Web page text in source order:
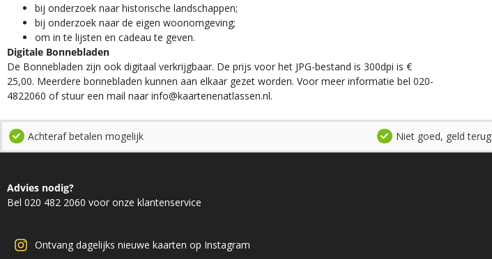
​bij onderzoek naar historische landschappen;
bij onderzoek naar de eigen woonomgeving;
om in te lijsten en cadeau te geven.
Digitale Bonnebladen
De Bonnebladen zijn ook digitaal verkrijgbaar. De prijs voor het JPG-bestand is 300dpi is €
25,00. Meerdere bonnebladen kunnen aan elkaar gezet worden. Voor meer informatie bel 020-
4822060 of stuur een mail naar info@kaartenenatlassen.nl.
Achteraf betalen mogelijk Niet goed, geld terug
Advies nodig?
Bel 020 482 2060 voor onze klantenservice
Ontvang dagelijks nieuwe kaarten op Instagram